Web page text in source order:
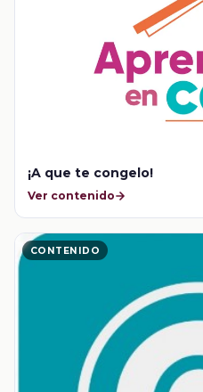
¡A que te congelo!
Ver contenido
CONTENIDO